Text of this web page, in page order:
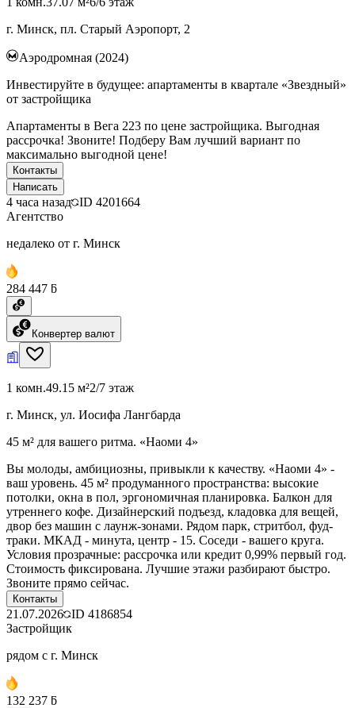
г. Минск, пл. Старый Аэропорт, 2
Аэродромная (2024)
Инвестируйте в будущее: апартаменты в квартале «Звездный»
от застройщика
Апартаменты в Вега 223 по цене застройщика. Выгодная
рассрочка! Звоните! Подберу Вам лучший вариант по
максимально выгодной цене!
Контакты
Написать
4 часа назад ID 4201664
Агентство
недалеко от г. Минск
284 447 ƃ
Конвертер валют
1 комн.49.15 м²2/7 этаж
г. Минск, ул. Иосифа Лангбарда
45 м² для вашего ритма. «Наоми 4»
Вы молоды, амбициозны, привыкли к качеству. «Наоми 4» -
ваш уровень. 45 м² продуманного пространства: высокие
потолки, окна в пол, эргономичная планировка. Балкон для
утреннего кофе. Дизайнерский подъезд, кладовка для вещей,
двор без машин с лаунж-зонами. Рядом парк, стритбол, фуд-
траки. МКАД - минута, центр - 15. Соседи - вашего круга.
Условия прозрачные: рассрочка или кредит 0,99% первый год.
Стоимость фиксирована. Лучшие этажи разбирают быстро.
Звоните прямо сейчас.
Контакты
21.07.2026 ID 4186854
Застройщик
рядом с г. Минск
132 237 ƃ